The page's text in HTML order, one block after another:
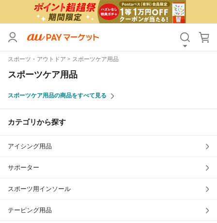
スポーツ・アウトドア スポーツケア用品
スポーツケア用品
スポーツケア用品の商品をすべて見る
カテゴリから探す
アイシング用品
サポーター
スポーツ用インソール
テーピング用品
カテゴリ すべて
価格
Pontaパス特典対象すべて
サンキュー配送対象